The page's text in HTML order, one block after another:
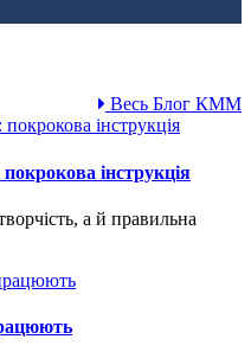
Весь Блог КММ
інструкція
а й правильна